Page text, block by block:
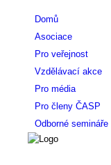
Domů
Asociace
Pro veřejnost
Vzdělávací akce
Pro média
Pro členy ČASP
Odborné semináře